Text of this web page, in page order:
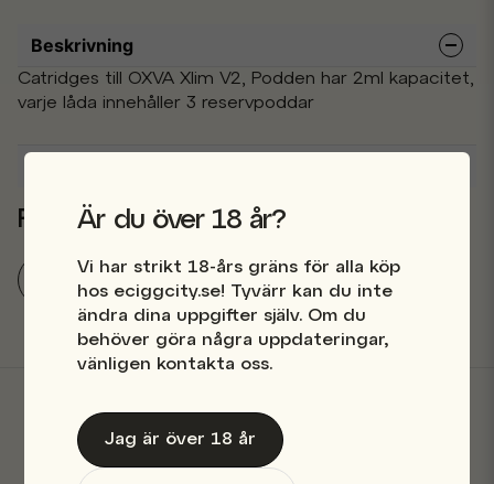
Relaterade kategorier
Pods Coils & Pods OXVA
Beskrivning
Catridges till OXVA Xlim V2, Podden har 2ml kapacitet,
varje låda innehåller 3 reservpoddar
question
Fråga oss något om denna produkten...
Mejladress
Butik i Stockholm
Är du över 18 år?
Vi har strikt 18-års gräns för alla köp
hos eciggcity.se! Tyvärr kan du inte
ändra dina uppgifter själv. Om du
behöver göra några uppdateringar,
vänligen kontakta oss.
Jag är över 18 år